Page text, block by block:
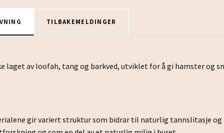
TILBAKEMELDINGER
laget av loofah, tang og barkved, utviklet for å gi hamster og
gir variert struktur som bidrar til naturlig tannslitasje og